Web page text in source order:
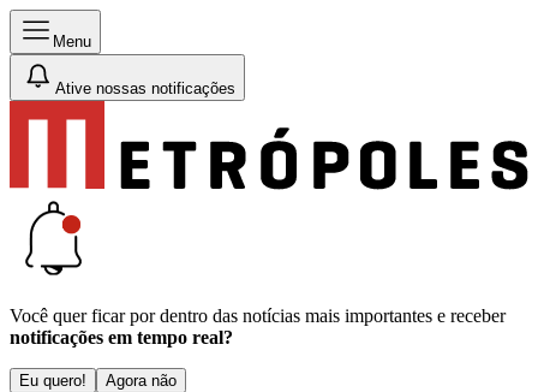
Menu
Ative nossas notificações
Você quer ficar por dentro das notícias mais importantes e receber
notificações em tempo real?
Eu quero! Agora não